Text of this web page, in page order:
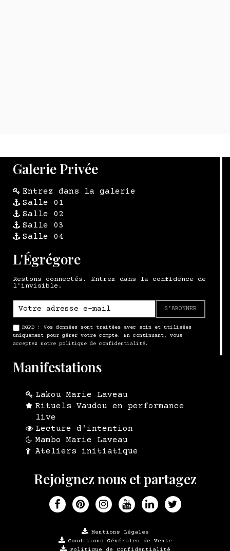
Galerie Privée
Entrez dans la galerie
Salle 01
Salle 02
Salle 03
Salle 04
L'Égrégore
Restons connectés. Entrez dans la confidence de
l'invisible.
S’ABONNER
RGPD : Vos données sont traitées avec soin et utilisées
uniquement pour gérer votre compte. En continuant, vous
acceptez notre politique de confidentialité.
Manifestations
Lakou Marie Laveau
Rituels Vaudou en performance
live
Lecture d'intention
Mambo Marie Laveau
Ateliers initiatique
Rejoignez nous et partagez
Mentions Légales
Conditions Générales de Vente